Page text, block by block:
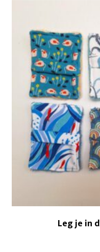
Leg je in